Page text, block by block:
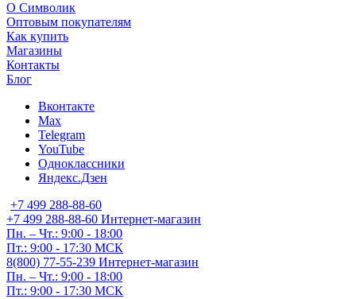
О Символик
Оптовым покупателям
Как купить
Магазины
Контакты
Блог
Вконтакте
Max
Telegram
YouTube
Одноклассники
Яндекс.Дзен
+7 499 288-88-60
+7 499 288-88-60 Интернет-магазин
Пн. – Чт.: 9:00 - 18:00
Пт.: 9:00 - 17:30 МСК
8(800) 77-55-239 Интернет-магазин
Пн. – Чт.: 9:00 - 18:00
Пт.: 9:00 - 17:30 МСК